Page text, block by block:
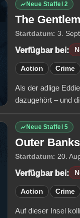
Neue Staffel 2
The
Startdatum: 3.
Verfügbar bei:
Action Crime
Als der adlige
dazugehört – und
Neue Staffel 5
Outer Banks
Startdatum: 20.
Verfügbar bei:
Action Crime
Auf dieser Insel